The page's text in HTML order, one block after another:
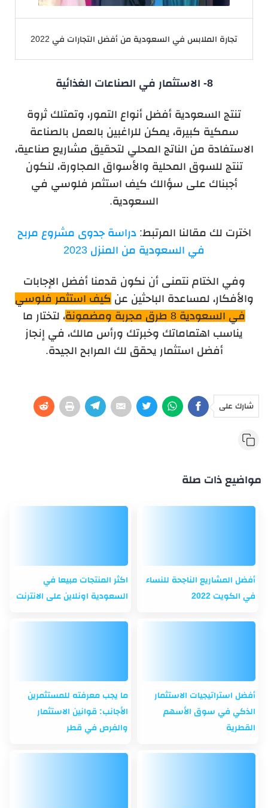
تجارة الملابس في السعودية من أفضل التجارات في 2022
8- الاستثمار في الصناعات الغذائية
تنتج السعودية أفضل أنواع التمور، وتمتلك ثروة
سمكية كبيرة، يمكن للراغبين بالعمل بالصناعة
الاستفادة من الناتج المحلي لتحقيق مشاريع صناعية،
تنتج للسوق المحلية والأسواق المجاورة، لنكون
أجبناك على سؤالك كيف استثمر فلوسي في
السعودية.
اخترت لك مقالنا المرتبط: دراسة جدوى مشروع مربح
في السعودية من المنزل 2023
وفي الختام نتمنى أن نكون قدمنا أفضل الإجابات
والأفكار، لمساعدة الباحثين عن كيف استثمر فلوسي
في السعودية 8 طرق مجربة ومضمونة
، لتختار ما
يناسب اهتماماتك وخبرتك ورأس مالك، في إنجاز
أفضل استثمار يحقق لك المرابح الجيدة.
شارك على
مواضيع ذات صلة
أفضل المشاريع الناجحة للنساء
في الكويت 2022
اكثر المنتجات مبيعا في
السعودية اونلاين على الانترنت
أفضل استراتيجيات الاستثمار
الذكي في سوق الأسهم
القطرية
ما يجب معرفته للمستثمرين
الأجانب: قوانين الاستثمار
والفرص في قطر